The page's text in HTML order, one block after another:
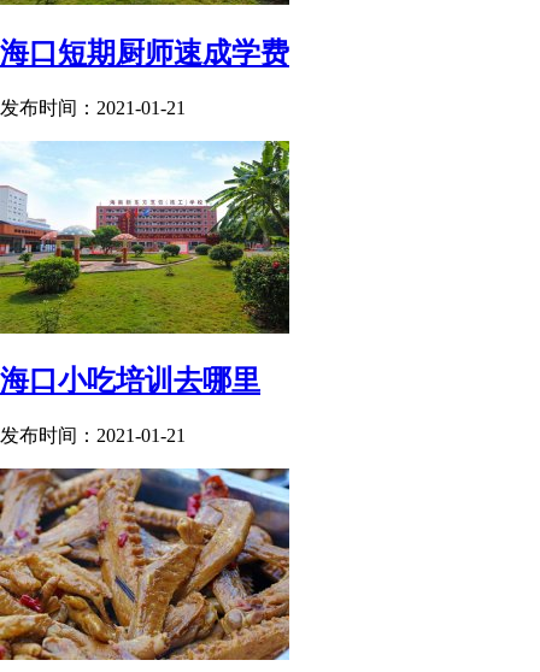
海口短期厨师速成学费
发布时间：2021-01-21
海口小吃培训去哪里
发布时间：2021-01-21